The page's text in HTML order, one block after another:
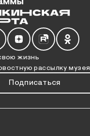
жизнь
рассылку музея
Подписаться
сетях